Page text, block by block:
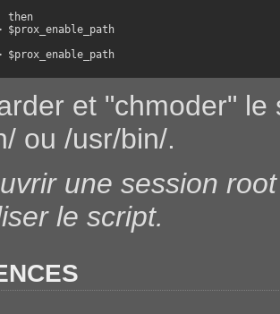
$prox_enable_path
$prox_enable_path
et "chmoder" le
ou /usr/bin/.
une session
le script.